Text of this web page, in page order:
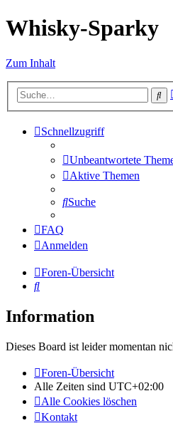
Whisky-Sparky
Zum Inhalt
Schnellzugriff
Unbeantwortete
Aktive Themen
Suche
FAQ
Anmelden
Foren-Übersicht
Suche
Information
Dieses Board ist leider momentan
Foren-Übersicht
Alle Zeiten sind UTC+02:00
Alle Cookies löschen
Kontakt